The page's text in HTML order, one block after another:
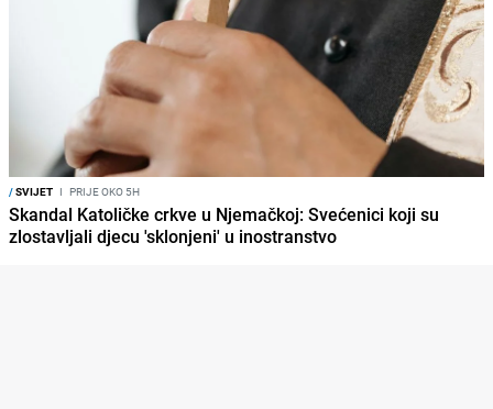
/SVIJET I PRIJE OKO 5H
Skandal Katoličke crkve u Njemačkoj: Svećenici koji su
zlostavljali djecu 'sklonjeni' u inostranstvo